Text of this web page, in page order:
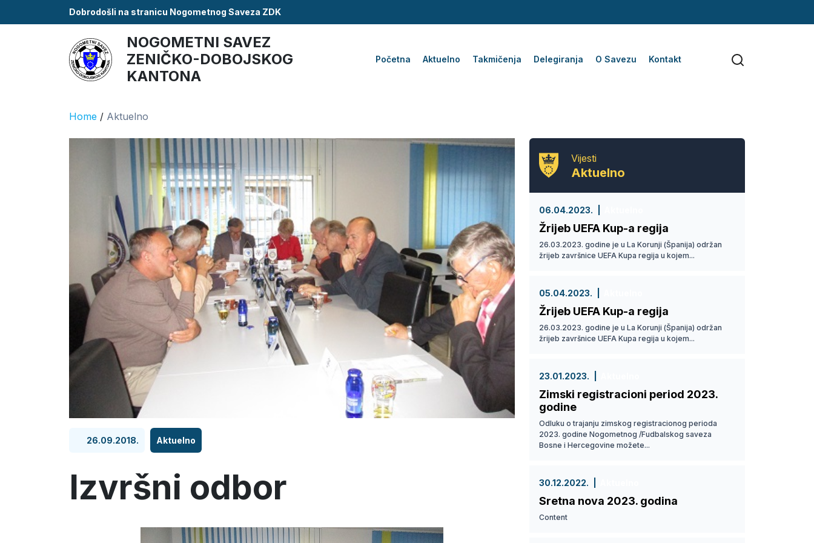
Dobrodošli na stranicu Nogometnog Saveza ZDK
NOGOMETNI SAVEZ
ZENIČKO-DOBOJSKOG
KANTONA
Početna Aktuelno Takmičenja Delegiranja O Savezu Kontakt
Home / Aktuelno
26.09.2018. Aktuelno
Izvršni odbor
Vijesti
Aktuelno
06.04.2023.
Žrijeb UEFA Kup-a regija
26.03.2023. godine je u La Korunji (Španija) održan
žrijeb završnice UEFA Kupa regija u kojem...
05.04.2023.
Žrijeb UEFA Kup-a regija
26.03.2023. godine je u La Korunji (Španija) održan
žrijeb završnice UEFA Kupa regija u kojem...
23.01.2023.
Zimski registracioni period 2023.
godine
Odluku o trajanju zimskog registracionog perioda
2023. godine Nogometnog /Fudbalskog saveza
Bosne i Hercegovine možete...
30.12.2022.
Sretna nova 2023. godina
Content